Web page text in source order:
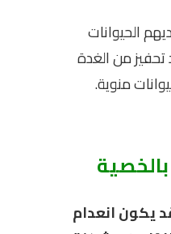
الحيوانات
تحفيز من الغدة
منوية.
يكون انعدام